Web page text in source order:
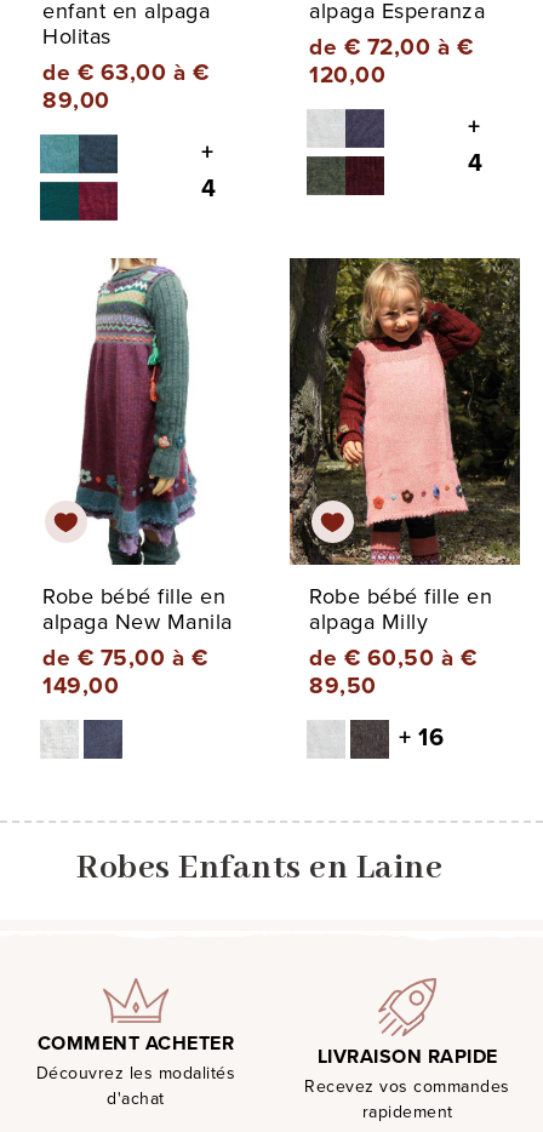
enfant en alpaga
Holitas
de € 63,00 à €
89,00
+
4
alpaga Esperanza
de € 72,00 à €
120,00
+
4
Robe bébé fille en
alpaga New Manila
de € 75,00 à €
149,00
Robe bébé fille en
alpaga Milly
de € 60,50 à €
89,50
+ 16
Robes Enfants en Laine
COMMENT ACHETER
Découvrez les modalités
d'achat
LIVRAISON RAPIDE
Recevez vos commandes
rapidement